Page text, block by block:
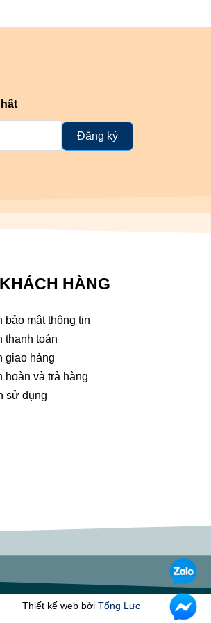
Đăng ký
HÀNG
bảo mật thông tin
thanh toán
giao hàng
hoàn và trả hàng
sử dụng
Thiết kế web bởi Tổng Lưc